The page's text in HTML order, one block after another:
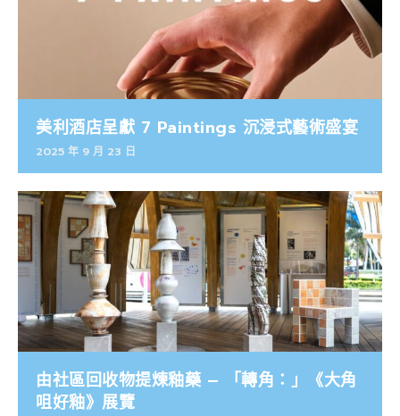
美利酒店呈獻 7 Paintings 沉浸式藝術盛宴
2025 年 9 月 23 日
由社區回收物提煉釉藥 – 「轉角：」《大角
咀好釉》展覽